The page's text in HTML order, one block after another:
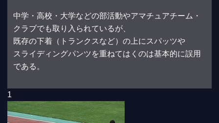
中学・高校・大学などの部活動やアマチュアチーム・
クラブでも取り入られているが、
既存の下着（トランクスなど）の上にスパッツや
スライディングパンツを重ねてはくのは基本的に誤用
である。
1